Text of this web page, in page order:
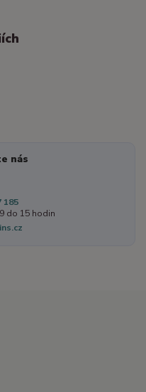
nás
185
do 15 hodin